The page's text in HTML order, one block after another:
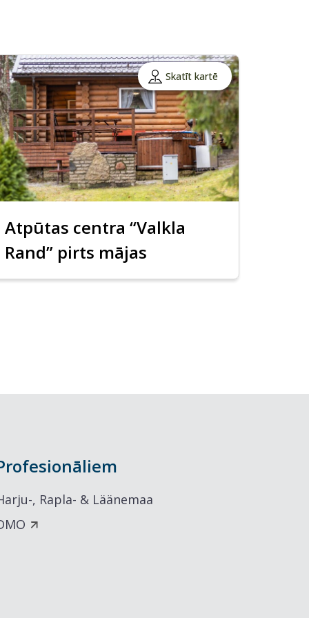
Skatīt kartē
Atpūtas centra “Valkla
Rand” pirts mājas
, Rapla- & Läänemaa